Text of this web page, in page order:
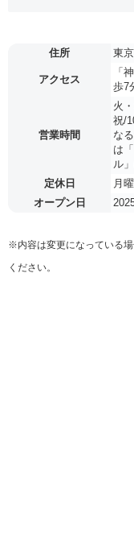
住所 東
アクセス
「
歩7
営業時間
火
祝/
な
は
ル
定休日
月
オープン日
※内容は変更になっている
ください。